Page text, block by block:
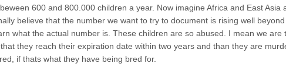
600 and 800.000 children a year. Now imagine Africa and East Asia
believe that the number we want to try to document is rising well
what the actual number is. These children are so abused. I mean we are
they reach their expiration date within two years and than they are
if thats what they have being bred for.